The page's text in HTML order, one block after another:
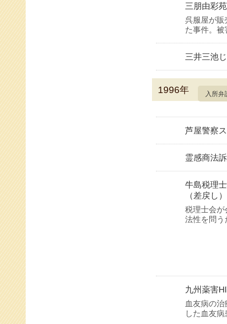
三朋由彩
呉服屋が販
た事件。被
三井三池
1996年 入所弁
芦屋警察
霊感商法
牛島税理
（差戻し）
税理士会が
法性を問う
九州薬害
血友病の
した血友